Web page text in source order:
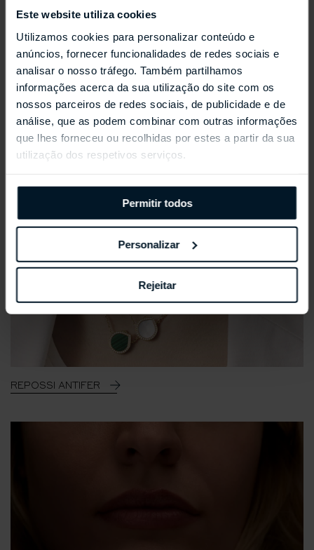
Este website utiliza cookies
Utilizamos cookies para personalizar conteúdo e
anúncios, fornecer funcionalidades de redes sociais e
analisar o nosso tráfego. Também partilhamos
informações acerca da sua utilização do site com os
nossos parceiros de redes sociais, de publicidade e de
análise, que as podem combinar com outras informações
que lhes forneceu ou recolhidas por estes a partir da sua
utilização dos respetivos serviços.
Permitir todos
Personalizar
Rejeitar
Coleções Selecionadas
REPOSSI ANTIFER